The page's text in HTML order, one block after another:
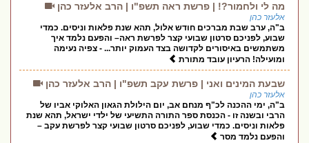
מה לי ולחמור?! | פרשת ראה תשפ"ו | הרב אלעזר כהן
אלעזר כהן
ב"ה, ערב שבת מברכים חודש אלול, תהא שנת פלאות וניסים. כמדי
שבוע, לפניכם סרטון שבועי קצר לפרשת ראה– והפעם נלמד איך
משתמשים באיסורים לקדושה בצד העמוק יותר... - צפיה נעימה
ומועילה! הרעיון עובד מתורת
שבעת המינים ואני | פרשת עקב תשפ"ו | הרב אלעזר כהן
אלעזר כהן
ב"ה, ימי ההכנה לכ"ף מנחם אב, יום הילולת הגאון האלוקי אביו של
הרבי ובשנה זו - הכנסת ספר התורה התשיעי של ילדי ישראל, תהא שנת
פלאות וניסים. כמדי שבוע, לפניכם סרטון שבועי קצר לפרשת עקב –
והפעם נלמד מסר